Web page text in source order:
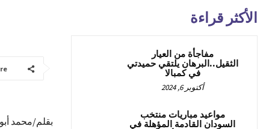
بقلم/محمد
الأكثر قراءة
مفاجأة من العيار
الثقيل..البرهان يلتقي حميدتي
في كمبالا
أكتوبر 6, 2024
مواعيد مباريات منتخب
السودان القادمة المؤهلة في